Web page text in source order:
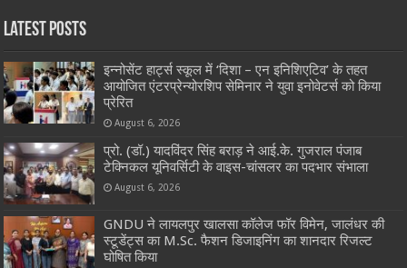
Latest Posts
इन्नोसेंट हार्ट्स स्कूल में ‘दिशा – एन इनिशिएटिव’ के तहत
आयोजित एंटरप्रेन्योरशिप सेमिनार ने युवा इनोवेटर्स को किया
प्रेरित
August 6, 2026
प्रो. (डॉ.) यादविंदर सिंह बराड़ ने आई.के. गुजराल पंजाब
टेक्निकल यूनिवर्सिटी के वाइस-चांसलर का पदभार संभाला
August 6, 2026
GNDU ने लायलपुर खालसा कॉलेज फॉर विमेन, जालंधर की
स्टूडेंट्स का M.Sc. फैशन डिजाइनिंग का शानदार रिजल्ट
घोषित किया